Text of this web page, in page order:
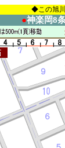
◆この旭
●神楽岡8